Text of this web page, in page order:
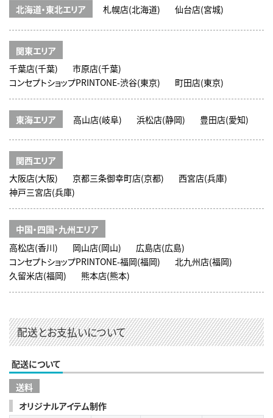
北海道・東北エリア 札幌店(北海道) 仙台店(宮城)
関東エリア
千葉店(千葉)
市原店(千葉)
コンセプトショップPRINTONE-渋谷(東京)
町田店(東京)
東海エリア 高山店(岐阜) 浜松店(静岡) 豊田店(愛知)
関西エリア
大阪店(大阪)
京都三条御幸町店(京都)
西宮店(兵庫)
神戸三宮店(兵庫)
中国・四国・九州エリア
高松店(香川)
岡山店(岡山)
広島店(広島)
コンセプトショップPRINTONE-福岡(福岡)
北九州店(福岡)
久留米店(福岡)
熊本店(熊本)
配送とお支払いについて
配送について
送料
オリジナルアイテム制作